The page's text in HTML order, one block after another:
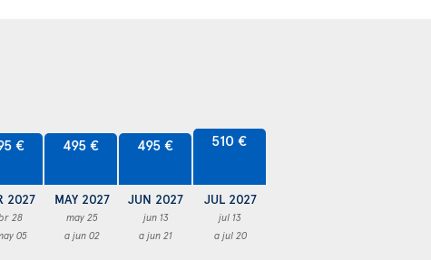
€
2027
28
05
495 €
MAY 2027
may 25
a jun 02
495 €
JUN 2027
jun 13
a jun 21
510 €
JUL 2027
jul 13
a jul 20